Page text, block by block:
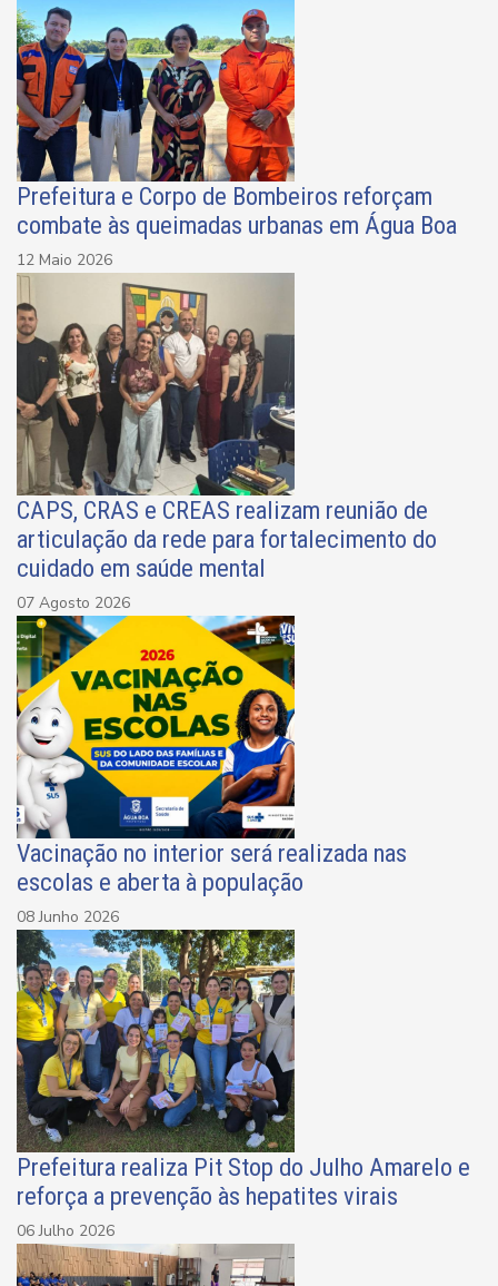
Prefeitura e Corpo de Bombeiros reforçam
combate às queimadas urbanas em Água Boa
12 Maio 2026
CAPS, CRAS e CREAS realizam reunião de
articulação da rede para fortalecimento do
cuidado em saúde mental
07 Agosto 2026
Vacinação no interior será realizada nas
escolas e aberta à população
08 Junho 2026
Prefeitura realiza Pit Stop do Julho Amarelo e
reforça a prevenção às hepatites virais
06 Julho 2026